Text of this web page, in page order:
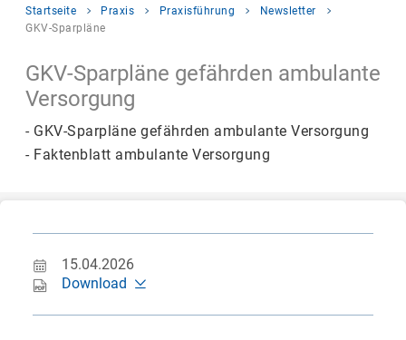
Sie
befinden
Startseite Praxis Praxisführung
Newsletter
GKV-Sparpläne
GKV-Sparpläne gefährden ambulante
Versorgung
- GKV-Sparpläne gefährden ambulante Versorgung
- Faktenblatt ambulante Versorgung
15.04.2026
Download